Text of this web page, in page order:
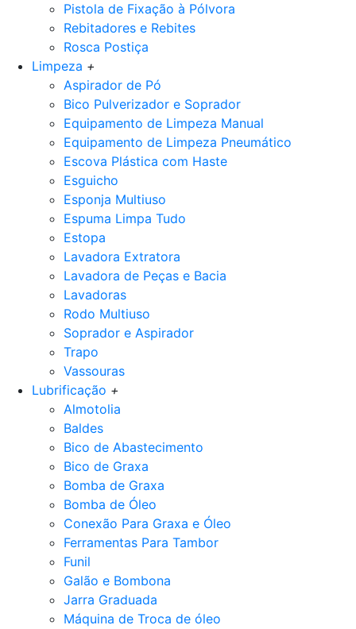
Pistola de Fixação à Pólvora
Rebitadores e Rebites
Rosca Postiça
Limpeza +
Aspirador de Pó
Bico Pulverizador e Soprador
Equipamento de Limpeza Manual
Equipamento de Limpeza Pneumático
Escova Plástica com Haste
Esguicho
Esponja Multiuso
Espuma Limpa Tudo
Estopa
Lavadora Extratora
Lavadora de Peças e Bacia
Lavadoras
Rodo Multiuso
Soprador e Aspirador
Trapo
Vassouras
Lubrificação +
Almotolia
Baldes
Bico de Abastecimento
Bico de Graxa
Bomba de Graxa
Bomba de Óleo
Conexão Para Graxa e Óleo
Ferramentas Para Tambor
Funil
Galão e Bombona
Jarra Graduada
Máquina de Troca de óleo